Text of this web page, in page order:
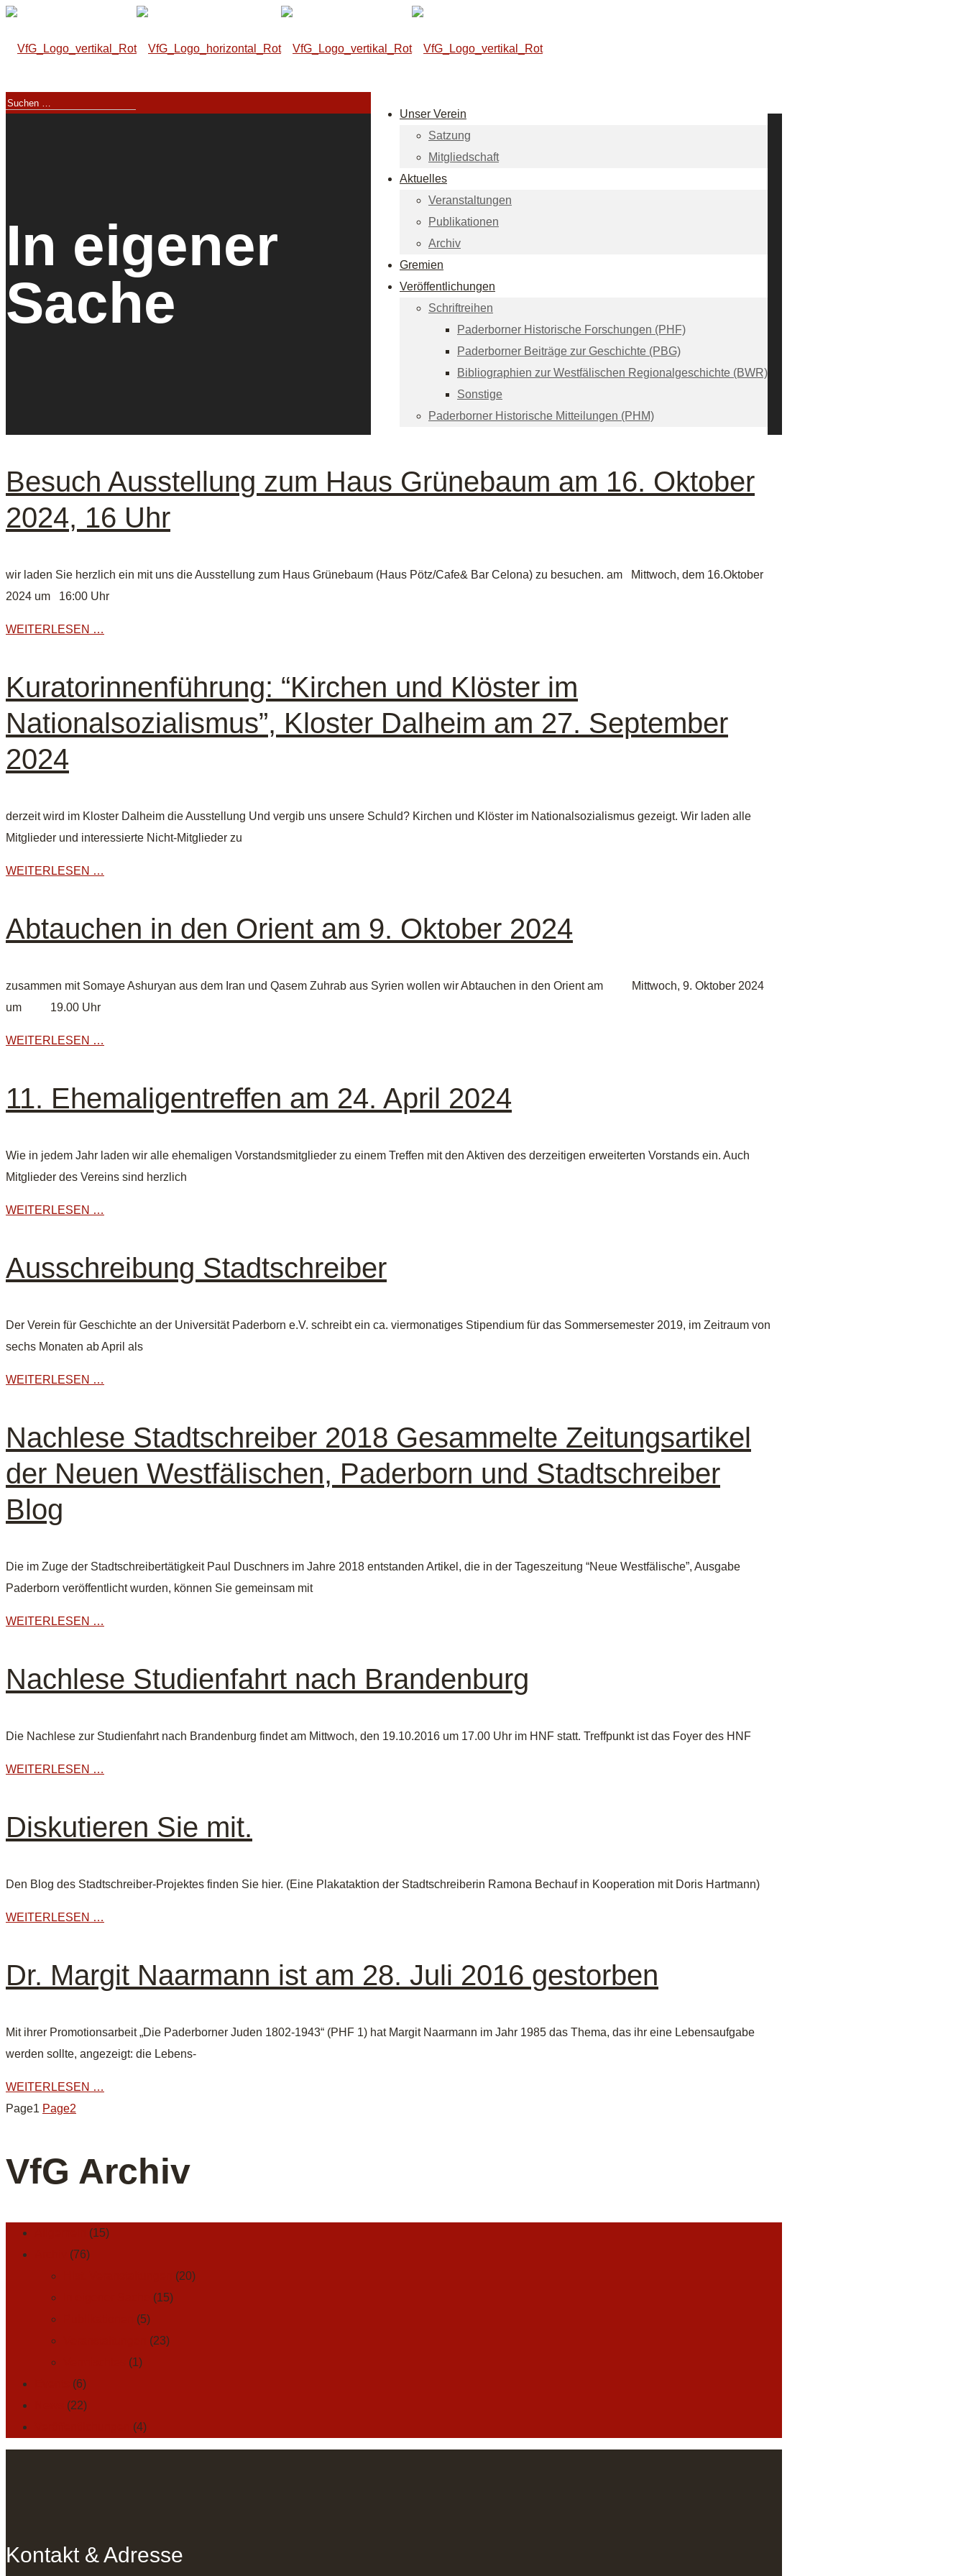
Unser Verein
Satzung
Mitgliedschaft
Aktuelles
Veranstaltungen
Publikationen
Archiv
Gremien
Veröffentlichungen
Schriftreihen
Paderborner Historische Forschungen (PHF)
Paderborner Beiträge zur Geschichte (PBG)
Bibliographien zur Westfälischen Regionalgeschichte (BWR)
Sonstige
Paderborner Historische Mitteilungen (PHM)
In eigener
Sache
Besuch Ausstellung zum Haus Grünebaum am 16. Oktober
2024, 16 Uhr
wir laden Sie herzlich ein mit uns die Ausstellung zum Haus Grünebaum (Haus Pötz/Cafe& Bar Celona) zu besuchen. am Mittwoch, dem 16.Oktober
2024 um 16:00 Uhr
WEITERLESEN …
Kuratorinnenführung: “Kirchen und Klöster im
Nationalsozialismus”, Kloster Dalheim am 27. September
2024
derzeit wird im Kloster Dalheim die Ausstellung Und vergib uns unsere Schuld? Kirchen und Klöster im Nationalsozialismus gezeigt. Wir laden alle
Mitglieder und interessierte Nicht-Mitglieder zu
WEITERLESEN …
Abtauchen in den Orient am 9. Oktober 2024
zusammen mit Somaye Ashuryan aus dem Iran und Qasem Zuhrab aus Syrien wollen wir Abtauchen in den Orient am Mittwoch, 9. Oktober 2024
um 19.00 Uhr
WEITERLESEN …
11. Ehemaligentreffen am 24. April 2024
Wie in jedem Jahr laden wir alle ehemaligen Vorstandsmitglieder zu einem Treffen mit den Aktiven des derzeitigen erweiterten Vorstands ein. Auch
Mitglieder des Vereins sind herzlich
WEITERLESEN …
Ausschreibung Stadtschreiber
Der Verein für Geschichte an der Universität Paderborn e.V. schreibt ein ca. viermonatiges Stipendium für das Sommersemester 2019, im Zeitraum von
sechs Monaten ab April als
WEITERLESEN …
Nachlese Stadtschreiber 2018 Gesammelte Zeitungsartikel
der Neuen Westfälischen, Paderborn und Stadtschreiber
Blog
Die im Zuge der Stadtschreibertätigkeit Paul Duschners im Jahre 2018 entstanden Artikel, die in der Tageszeitung “Neue Westfälische”, Ausgabe
Paderborn veröffentlicht wurden, können Sie gemeinsam mit
WEITERLESEN …
Nachlese Studienfahrt nach Brandenburg
Die Nachlese zur Studienfahrt nach Brandenburg findet am Mittwoch, den 19.10.2016 um 17.00 Uhr im HNF statt. Treffpunkt ist das Foyer des HNF
WEITERLESEN …
Diskutieren Sie mit.
Den Blog des Stadtschreiber-Projektes finden Sie hier. (Eine Plakataktion der Stadtschreiberin Ramona Bechauf in Kooperation mit Doris Hartmann)
WEITERLESEN …
Dr. Margit Naarmann ist am 28. Juli 2016 gestorben
Mit ihrer Promotionsarbeit „Die Paderborner Juden 1802-1943“ (PHF 1) hat Margit Naarmann im Jahr 1985 das Thema, das ihr eine Lebensaufgabe
werden sollte, angezeigt: die Lebens-
WEITERLESEN …
Page1 Page2
VfG Archiv
(15)
(76)
(20)
(15)
(5)
(23)
(1)
(6)
(22)
(4)
Kontakt & Adresse